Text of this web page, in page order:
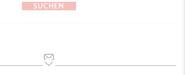
SUCHEN